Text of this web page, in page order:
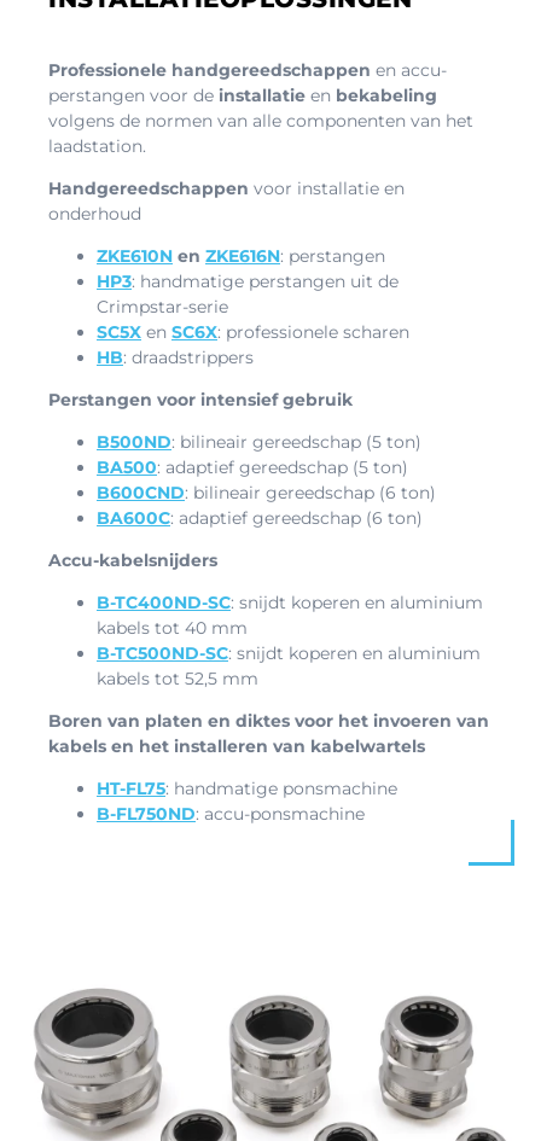
Professionele handgereedschappen en accu-
perstangen voor de installatie en bekabeling
volgens de normen van alle componenten van het
laadstation.
Handgereedschappen voor installatie en
onderhoud
ZKE610N en ZKE616N: perstangen
HP3: handmatige perstangen uit de
Crimpstar-serie
SC5X en SC6X: professionele scharen
HB: draadstrippers
Perstangen voor intensief gebruik
B500ND: bilineair gereedschap (5 ton)
BA500: adaptief gereedschap (5 ton)
B600CND: bilineair gereedschap (6 ton)
BA600C: adaptief gereedschap (6 ton)
Accu-kabelsnijders
B-TC400ND-SC: snijdt koperen en aluminium
kabels tot 40 mm
B-TC500ND-SC: snijdt koperen en aluminium
kabels tot 52,5 mm
Boren van platen en diktes voor het invoeren van
kabels en het installeren van kabelwartels
HT-FL75: handmatige ponsmachine
B-FL750ND: accu-ponsmachine